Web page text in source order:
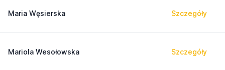
Maria Węsierska Szczegóły
Mariola Wesołowska Szczegóły